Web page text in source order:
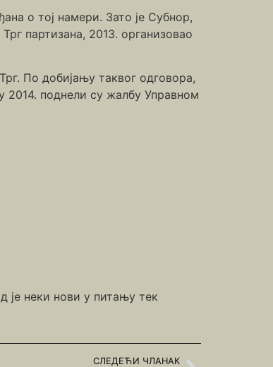
о тој намери. Зато је Субнор,
партизана, 2013. организовао
По добијању таквог одговора,
2014. поднели су жалбу Управном
је неки нови у питању тек
СЛЕДЕЋИ ЧЛАНАК